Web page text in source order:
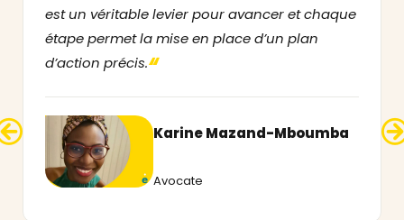
est un véritable levier pour avancer et chaque
étape permet la mise en place d’un plan
d’action précis.“
Karine Mazand-Mboumba
Avocate